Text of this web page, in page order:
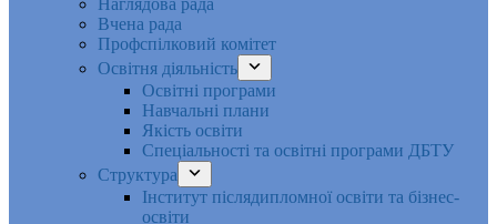
Наглядова рада
Вчена рада
Профспілковий комітет
Освітня діяльність
Освітні програми
Навчальні плани
Якість освіти
Спеціальності та освітні програми ДБТУ
Структура
Інститут післядипломної освіти та бізнес-
освіти